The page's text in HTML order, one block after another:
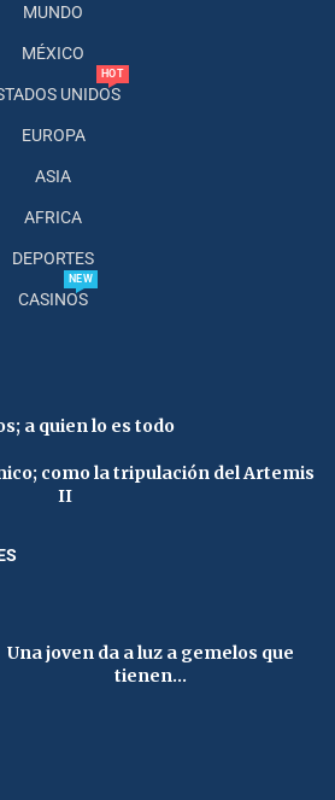
MUNDO
MÉXICO
UNIDOS
HOT
EUROPA
ASIA
AFRICA
DEPORTES
CASINOS
NEW
a quien lo es todo
como la tripulación del Artemis
II
Una joven da a luz a gemelos que
tienen...